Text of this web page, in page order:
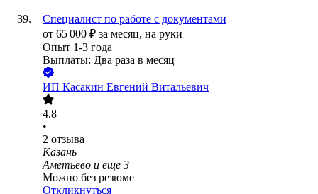
Специалист по работе с документами
от 65 000 ₽ за месяц, на руки
Опыт 1-3 года
Выплаты: Два раза в месяц
ИП Касакин Евгений Витальевич
4.8
•
2 отзыва
Казань
Аметьево и еще 3
Можно без резюме
Откликнуться